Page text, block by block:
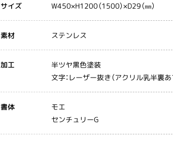
サイズ W450×H1200（1500）×D29（㎜）
素材 ステンレス
加工 半ツヤ黒色塗装
文字：レーザー抜き（アクリル乳半裏あ
書体 モエ
センチュリーG